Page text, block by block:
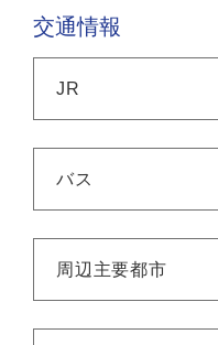
交通情報
JR
バス
周辺主要都市